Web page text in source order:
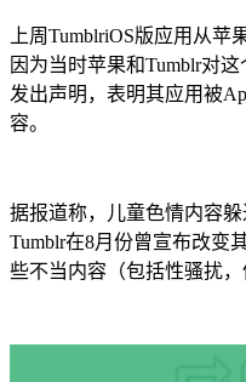
上周TumblriOS版应用从苹
因为当时苹果和Tumblr对
发出声明，表明其应用被
容。
据报道称，儿童色情内容躲
Tumblr在8月份曾宣布改变
些不当内容（包括性骚扰，